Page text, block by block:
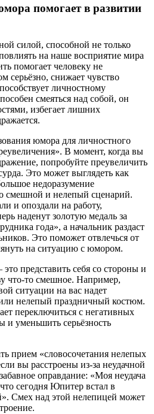
помогает в развитии
силой, способной не только
на наше восприятие мира
помогает человеку не
серьёзно, снижает чувство
личностному
смеяться над собой, он
избегает лишних
юмора для личностного
В момент, когда вы
попробуйте преувеличить
Это может выглядеть как
недоразумение
смешной и нелепый сценарий.
и опоздали на работу,
наденут золотую медаль за
года», а начальник раздаст
Это поможет отвлечься от
на ситуацию с юмором.
представить себя со стороны и
что-то смешное. Например,
ситуации на вас надет
нелепый праздничный костюм.
переключиться с негативных
и уменьшить серьёзность
прием «словосочетания нелепых
вы расстроены из-за неудачной
оправдание: «Моя неудача
сегодня Юпитер встал в
Смех над этой нелепицей может